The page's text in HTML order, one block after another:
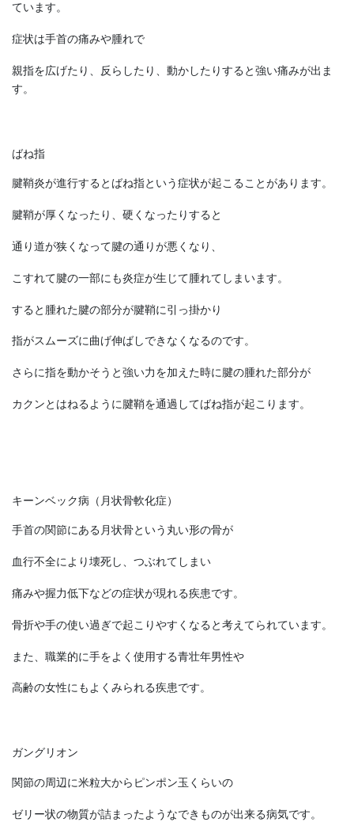
ています。
症状は手首の痛みや腫れで
親指を広げたり、反らしたり、動かしたりすると強い痛みが出ま
す。
ばね指
腱鞘炎が進行するとばね指という症状が起こることがあります。
腱鞘が厚くなったり、硬くなったりすると
通り道が狭くなって腱の通りが悪くなり、
こすれて腱の一部にも炎症が生じて腫れてしまいます。
すると腫れた腱の部分が腱鞘に引っ掛かり
指がスムーズに曲げ伸ばしできなくなるのです。
さらに指を動かそうと強い力を加えた時に腱の腫れた部分が
カクンとはねるように腱鞘を通過してばね指が起こります。
キーンベック病（月状骨軟化症）
手首の関節にある月状骨という丸い形の骨が
血行不全により壊死し、つぶれてしまい
痛みや握力低下などの症状が現れる疾患です。
骨折や手の使い過ぎで起こりやすくなると考えてられています。
また、職業的に手をよく使用する青壮年男性や
高齢の女性にもよくみられる疾患です。
ガングリオン
関節の周辺に米粒大からピンポン玉くらいの
ゼリー状の物質が詰まったようなできものが出来る病気です。